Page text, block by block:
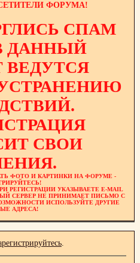
ФОРУМА!
СПАМ
ДАННЫЙ
СВОИ
ФОТО И КАРТИНКИ НА ФОРУМЕ -
РЕГИСТРАЦИИ УКАЗЫВАЕТЕ E-MAIL
СЕРВЕР НЕ ПРИНИМАЕТ ПИСЬМО С
ИСПОЛЬЗУЙТЕ ДРУГИЕ
АДРЕСА!
.